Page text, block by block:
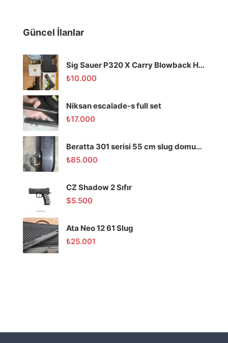
Güncel İlanlar
Sig Sauer P320 X Carry Blowback Havalı Tabanca
₺10.000
Niksan escalade-s full set
₺17.000
Beratta 301 serisi 55 cm slug domuz tüfeği
₺85.000
CZ Shadow 2 Sıfır
$5.500
Ata Neo 12 61 Slug
₺25.001